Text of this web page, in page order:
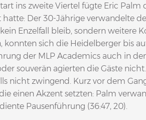
ins zweite Viertel fügte Eric
hatte: Der 30-Jährige verwandelte
Enzelfall bleib, sondern weitere
konnten sich die Heidelberger bis
der MLP Academics auch in
souverän agierten die Gäste
nicht zwingend. Kurz vor dem
einen Akzent setzten: Palm
Pausenführung (36:47, 20).